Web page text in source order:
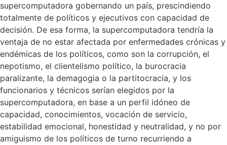
supercomputadora gobernando un país, prescindiendo
totalmente de políticos y ejecutivos con capacidad de
decisión. De esa forma, la supercomputadora tendría la
ventaja de no estar afectada por enfermedades crónicas y
endémicas de los políticos, como son la corrupción, el
nepotismo, el clientelismo político, la burocracia
paralizante, la demagogia o la partitocracia, y los
funcionarios y técnicos serían elegidos por la
supercomputadora, en base a un perfil idóneo de
capacidad, conocimientos, vocación de servicio,
estabilidad emocional, honestidad y neutralidad, y no por
amiguismo de los políticos de turno recurriendo a